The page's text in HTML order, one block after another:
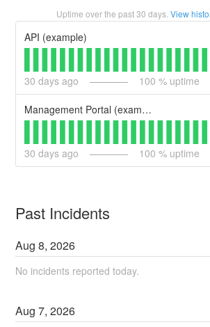
Uptime over the past30 days. View
API (example)
30 days ago 100 % uptime
Management Portal (example)
30 days ago 100 % uptime
Past Incidents
Aug8,2026
No incidents reported today.
Aug7,2026